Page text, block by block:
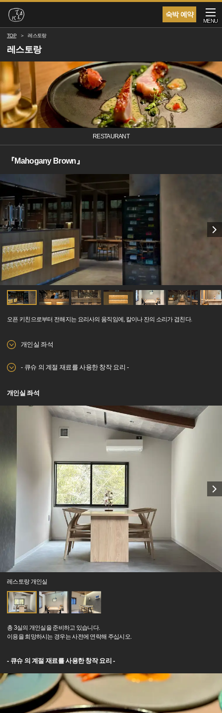
숙박 예약
MENU
TOP 레스토랑
레스토랑
RESTAURANT
『Mahogany Brown』
오픈 키친으로부터 전해지는 요리사의 움직임에, 칼이나 잔의 소리가 겹친다.
개인실 좌석
- 큐슈 의 계절 재료를 사용한 창작 요리 -
개인실 좌석
레스토랑 개인실
총 3실의 개인실을 준비하고 있습니다.
이용을 희망하시는 경우는 사전에 연락해 주십시오.
- 큐슈 의 계절 재료를 사용한 창작 요리 -